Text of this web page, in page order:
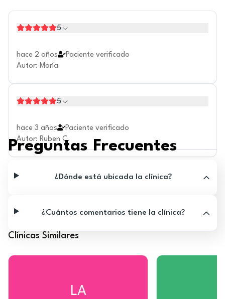
5
hace 2 años
Paciente verificado
Autor: María
5
hace 3 años
Paciente verificado
Autor: Ruben C.
Preguntas Frecuentes
¿Dónde está ubicada la clínica?
¿Cuántos comentarios tiene la clínica?
Clínicas Similares
LA